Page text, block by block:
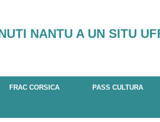
NANTU A UN SITU
FRAC CORSICA PASS CULTURA